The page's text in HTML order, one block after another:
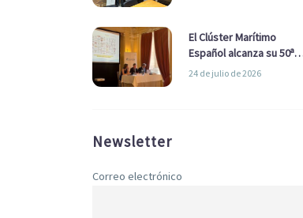
Ayuntamiento
El Clúster Marítimo
Español alcanza su 50ª
Asamblea reafirmando su
24 de julio de 2026
Newsletter
Correo electrónico